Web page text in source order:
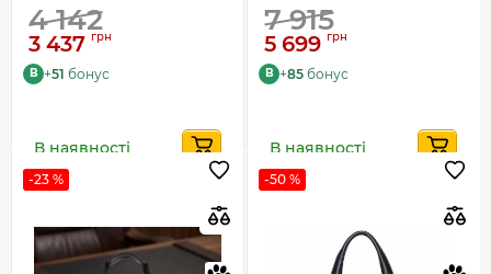
4 142
3 437 грн
B +51 бонус
В наявності
7 915
5 699 грн
B +85 бонус
В наявності
-23 % -50 %